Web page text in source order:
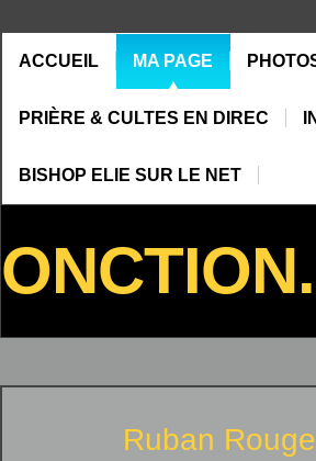
ACCUEIL MA PAGE
PRIÈRE & CULTES EN DIREC
BISHOP ELIE SUR LE NET
Ruban